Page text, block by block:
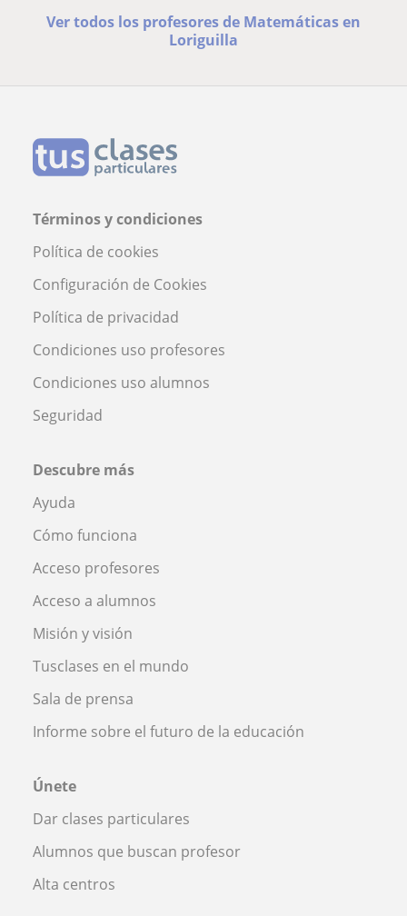
Ver todos los profesores de Matemáticas en
Loriguilla
Términos y condiciones
Política de cookies
Configuración de Cookies
Política de privacidad
Condiciones uso profesores
Condiciones uso alumnos
Seguridad
Descubre más
Ayuda
Cómo funciona
Acceso profesores
Acceso a alumnos
Misión y visión
Tusclases en el mundo
Sala de prensa
Informe sobre el futuro de la educación
Únete
Dar clases particulares
Alumnos que buscan profesor
Alta centros